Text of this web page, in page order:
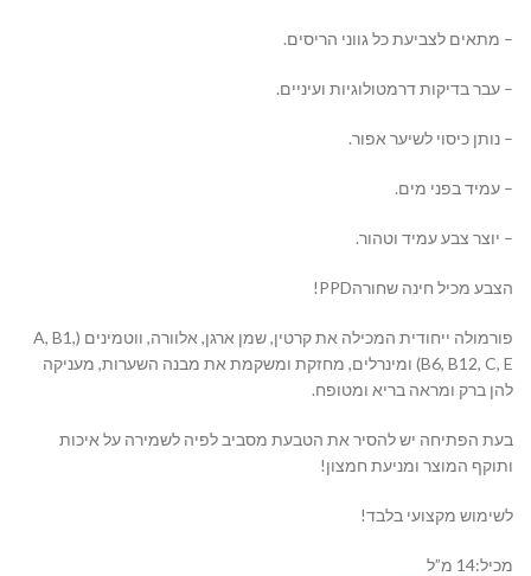
– מתאים לצביעת כל גווני הריסים.
– עבר בדיקות דרמטולוגיות ועיניים.
– נותן כיסוי לשיער אפור.
– עמיד בפני מים.
– יוצר צבע עמיד וטהור.
הצבע מכיל חינה שחורהPPD!
פורמולה ייחודית המכילה את קרטין, שמן ארגן, אלוורה, ווטמינים (A, B1,
B6, B12, C, E) ומינרלים, מחזקת ומשקמת את מבנה השערות, מעניקה
להן ברק ומראה בריא ומטופח.
בעת הפתיחה יש להסיר את הטבעת מסביב לפיה לשמירה על איכות
ותוקף המוצר ומניעת חמצון!
לשימוש מקצועי בלבד!
מכיל:14 מ”ל